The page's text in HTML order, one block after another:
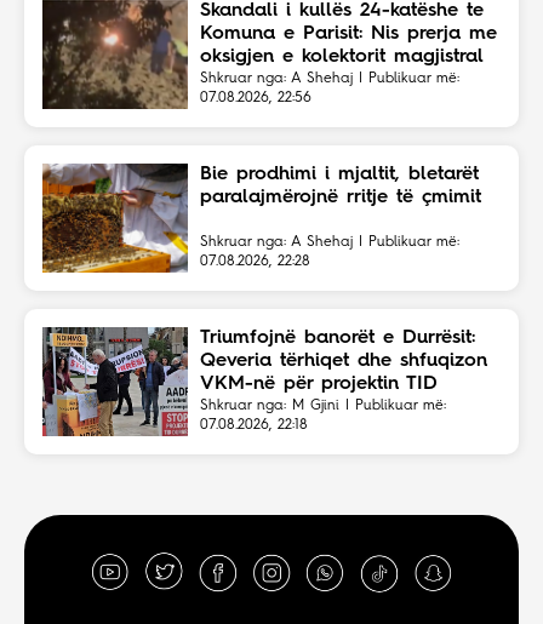
Skandali i kullës 24-katëshe te
Komuna e Parisit: Nis prerja me
oksigjen e kolektorit magjistral
në fshehtësi
Shkruar nga: A Shehaj | Publikuar më:
07.08.2026, 22:56
Bie prodhimi i mjaltit, bletarët
paralajmërojnë rritje të çmimit
Shkruar nga: A Shehaj | Publikuar më:
07.08.2026, 22:28
Triumfojnë banorët e Durrësit:
Qeveria tërhiqet dhe shfuqizon
VKM-në për projektin TID
Shkruar nga: M Gjini | Publikuar më:
07.08.2026, 22:18